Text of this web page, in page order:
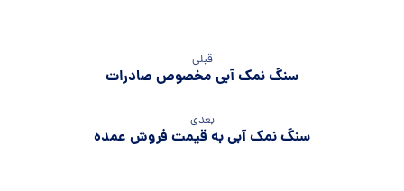
قبلی
سنگ نمک آبی مخصوص صادرات
بعدی
سنگ نمک آبی به قیمت فروش عمده